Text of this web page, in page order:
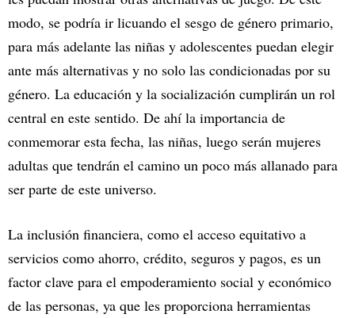
modo, se podría ir licuando el sesgo de género primario,
para más adelante las niñas y adolescentes puedan elegir
ante más alternativas y no solo las condicionadas por su
género. La educación y la socialización cumplirán un rol
central en este sentido. De ahí la importancia de
conmemorar esta fecha, las niñas, luego serán mujeres
adultas que tendrán el camino un poco más allanado para
ser parte de este universo.
La inclusión financiera, como el acceso equitativo a
servicios como ahorro, crédito, seguros y pagos, es un
factor clave para el empoderamiento social y económico
de las personas, ya que les proporciona herramientas